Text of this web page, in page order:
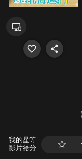
我的星等
影片給分